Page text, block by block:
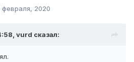
февраля, 2020
vurd сказал: